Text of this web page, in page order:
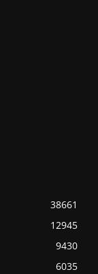
38661
12945
9430
6035